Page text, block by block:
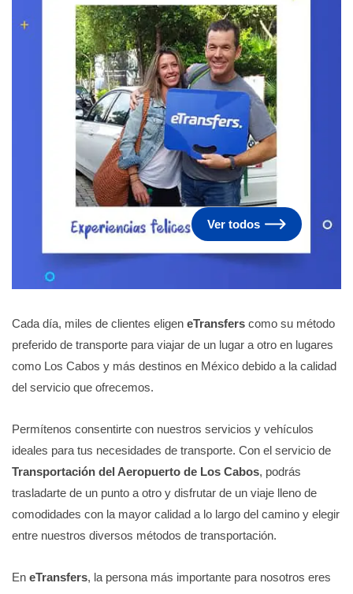
Ver todos
Cada día, miles de clientes eligen eTransfers como su método
preferido de transporte para viajar de un lugar a otro en lugares
como Los Cabos y más destinos en México debido a la calidad
del servicio que ofrecemos.
Permítenos consentirte con nuestros servicios y vehículos
ideales para tus necesidades de transporte. Con el servicio de
Transportación del Aeropuerto de Los Cabos, podrás
trasladarte de un punto a otro y disfrutar de un viaje lleno de
comodidades con la mayor calidad a lo largo del camino y elegir
entre nuestros diversos métodos de transportación.
En eTransfers, la persona más importante para nosotros eres